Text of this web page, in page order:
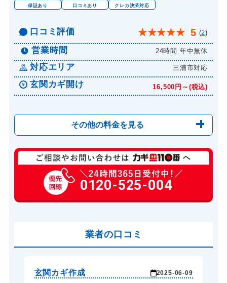
保証あり
口コミあり クレカ決済対応
口コミ評価 ★★★★★ 5 (2)
営業時間 24時間 年中無休
対応エリア 三浦市対応
玄関カギ開け 16,500円～(税込)
その他の料金を見る
玄関カギ修理 13,200円～(税込)
玄関カギ作成 別途お見積り
玄関カギ交換 16,500円～(税込)
バイクカギ開け
スーツケースカギ開け 13,200円～(税込)
0120-525-004
業者の口コミ
玄関カギ作成 2025-06-09